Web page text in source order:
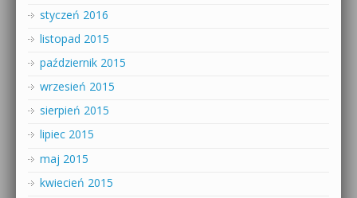
styczeń 2016
listopad 2015
październik 2015
wrzesień 2015
sierpień 2015
lipiec 2015
maj 2015
kwiecień 2015